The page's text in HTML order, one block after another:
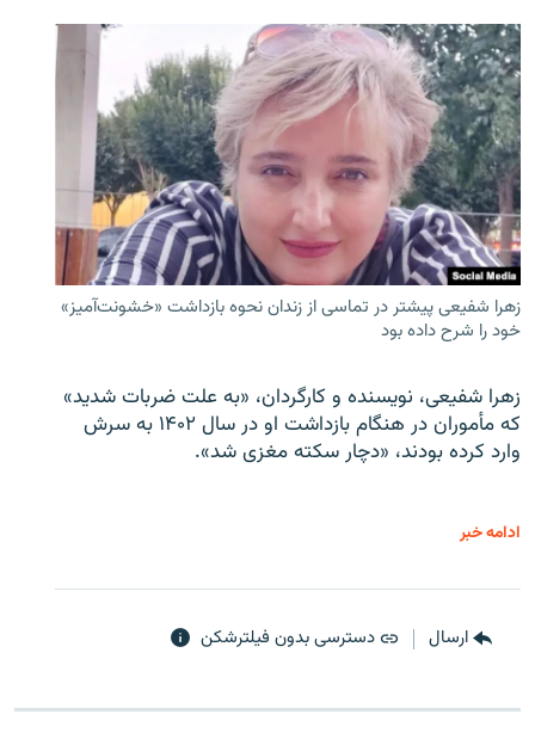
زهرا شفیعی پیشتر در تماسی از زندان نحوه بازداشت «خشونت‌آمیز»
خود را شرح داده بود
زهرا شفیعی، نویسنده و کارگردان، «به علت ضربات شدید»
که مأموران در هنگام بازداشت او در سال ۱۴۰۲ به سرش
وارد کرده بودند، «دچار سکته مغزی شد».
ادامه خبر
ارسال دسترسی بدون فیلترشکن